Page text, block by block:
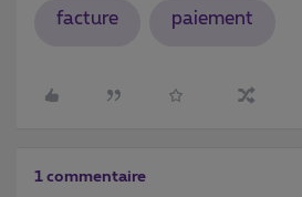
facture paiement
1 commentaire